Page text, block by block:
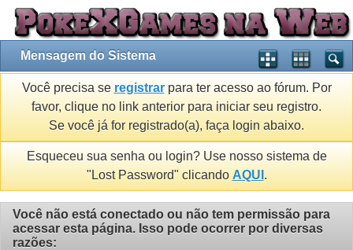
Mensagem do Sistema
Você precisa se registrarpara ter acesso ao fórum. Por
favor, clique no link anterior para iniciar seu registro.
Se você já for registrado(a), faça login abaixo.
Esqueceu sua senha ou login? Use nosso sistema de
"Lost Password" clicando AQUI .
Você não está conectado ou não tem permissão para
acessar esta página. Isso pode ocorrer por diversas
razões: